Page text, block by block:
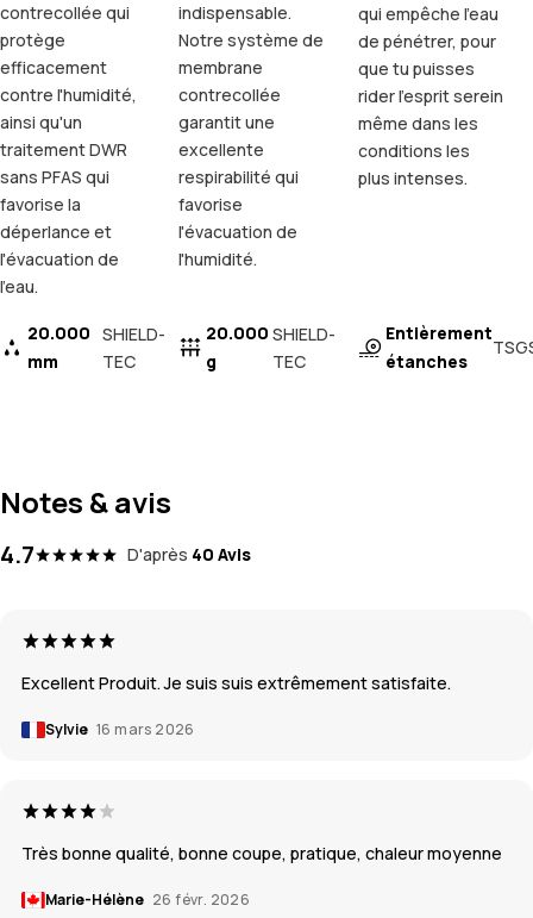
contrecollée qui
protège
efficacement
contre l'humidité,
ainsi qu'un
traitement DWR
sans PFAS qui
favorise la
déperlance et
l'évacuation de
l'eau.
20.000
mm
SHIELD-
TEC
indispensable.
Notre système de
membrane
contrecollée
garantit une
excellente
respirabilité qui
favorise
l'évacuation de
l'humidité.
20.000
g
SHIELD-
TEC
qui empêche l'eau
de pénétrer, pour
que tu puisses
rider l'esprit serein
même dans les
conditions les
plus intenses.
Entièrement
étanches
Notes & avis
4.7 D'après 40 Avis
Excellent Produit. Je suis suis extrêmement satisfaite.
Sylvie 16 mars 2026
Très bonne qualité, bonne coupe, pratique, chaleur moyenne
Marie-Hélène 26 févr. 2026